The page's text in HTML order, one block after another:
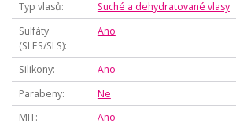
Typ vlasů
Suché a dehydratované vlasy
Sulfáty
(SLES/SLS)
Ano
Silikony
Ano
Parabeny
Ne
MIT
Ano